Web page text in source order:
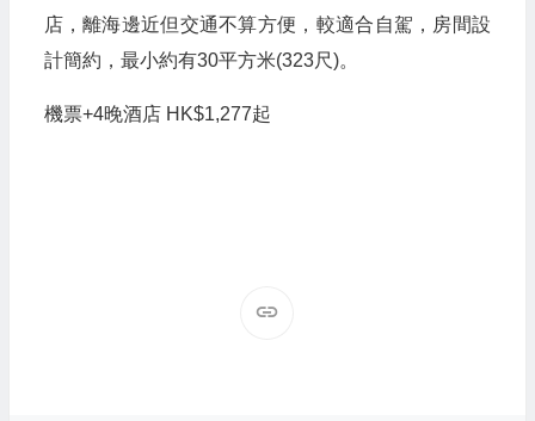
店，離海邊近但交通不算方便，較適合自駕，房間設
計簡約，最小約有30平方米(323尺)。
機票+4晚酒店 HK$1,277起